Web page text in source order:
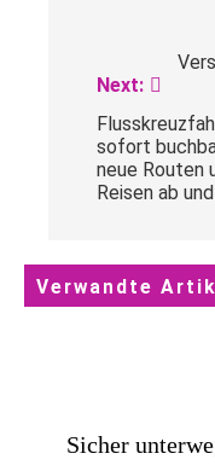
Next:
sofort
neue Routen
Reisen ab
Verwandte
Sicher